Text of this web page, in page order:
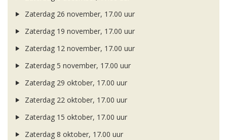
Zaterdag 26 november, 17.00 uur
Zaterdag 19 november, 17.00 uur
Zaterdag 12 november, 17.00 uur
Zaterdag 5 november, 17.00 uur
Zaterdag 29 oktober, 17.00 uur
Zaterdag 22 oktober, 17.00 uur
Zaterdag 15 oktober, 17.00 uur
Zaterdag 8 oktober, 17.00 uur